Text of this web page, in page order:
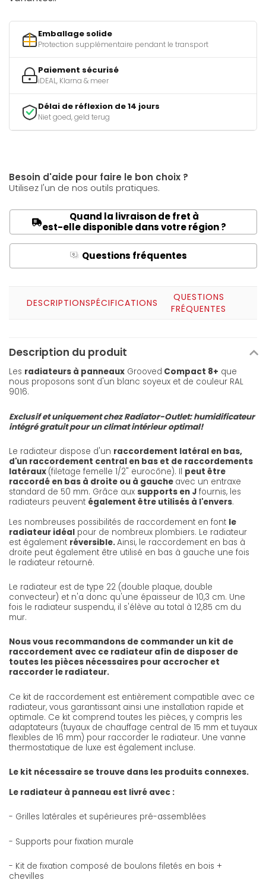
Emballage solide
Protection supplémentaire pendant le transport
Paiement sécurisé
iDEAL, Klarna & meer
Délai de réflexion de 14 jours
Niet goed, geld terug
Besoin d'aide pour faire le bon choix ?
Utilisez l'un de nos outils pratiques.
Quand la livraison de fret à
est-elle disponible dans votre région ?
Q Questions fréquentes
DESCRIPTIONSPÉCIFICATIONS
QUESTIONS
FRÉQUENTES
Description du produit
Les radiateurs à panneaux Grooved Compact 8+ que
nous proposons sont d'un blanc soyeux et de couleur RAL
9016.
Exclusif et uniquement chez Radiator-Outlet: humidificateur
intégré gratuit pour un climat intérieur optimal!
Le radiateur dispose d'un raccordement latéral en bas,
d'un raccordement central en bas et de raccordements
latéraux (filetage femelle 1/2" eurocône). Il peut être
raccordé en bas à droite ou à gauche avec un entraxe
standard de 50 mm. Grâce aux supports en J fournis, les
radiateurs peuvent également être utilisés à l'envers.
Les nombreuses possibilités de raccordement en font le
radiateur idéal pour de nombreux plombiers. Le radiateur
est également réversible.Ainsi, le raccordement en bas à
droite peut également être utilisé en bas à gauche une fois
le radiateur retourné.
Le radiateur est de type 22 (double plaque, double
convecteur) et n'a donc qu'une épaisseur de 10,3 cm. Une
fois le radiateur suspendu, il s'élève au total à 12,85 cm du
mur.
Nous vous recommandons de commander un kit de
raccordement avec ce radiateur afin de disposer de
toutes les pièces nécessaires pour accrocher et
raccorder le radiateur.
Ce kit de raccordement est entièrement compatible avec ce
radiateur, vous garantissant ainsi une installation rapide et
optimale. Ce kit comprend toutes les pièces, y compris les
adaptateurs (tuyaux de chauffage central de 15 mm et tuyaux
flexibles de 16 mm) pour raccorder le radiateur. Une vanne
thermostatique de luxe est également incluse.
Le kit nécessaire se trouve dans les produits connexes.
Le radiateur à panneau est livré avec :
- Grilles latérales et supérieures pré-assemblées
- Supports pour fixation murale
- Kit de fixation composé de boulons filetés en bois +
chevilles